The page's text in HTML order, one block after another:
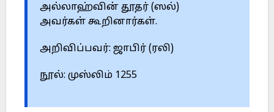
அல்லாஹ்வின் தூதர் (ஸல்)
அவர்கள் கூறினார்கள்.
அறிவிப்பவர்: ஜாபிர் (ரலி)
நூல்: முஸ்லிம் 1255